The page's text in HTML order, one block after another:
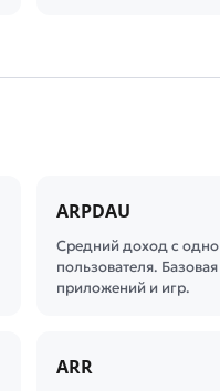
ARPDAU
Средний доход с
пользователя.
приложений и игр.
ARR